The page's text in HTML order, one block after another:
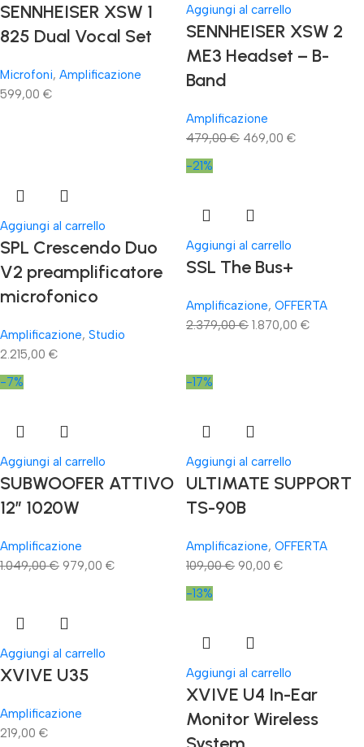
SENNHEISER XSW 1
825 Dual Vocal Set
Microfoni, Amplificazione
599,00 €
Aggiungi al carrello
SENNHEISER XSW 2
ME3 Headset – B-
Band
Amplificazione
479,00€ 469,00 €
Aggiungi al carrello
SPL Crescendo Duo
V2 preamplificatore
microfonico
Amplificazione, Studio
2.215,00 €
-21%
Aggiungi al carrello
SSL The Bus+
Amplificazione, OFFERTA
2.379,00€ 1.870,00 €
-7%
Aggiungi al carrello
SUBWOOFER ATTIVO
12″ 1020W
Amplificazione
1.049,00€ 979,00 €
-17%
Aggiungi al carrello
ULTIMATE SUPPORT
TS-90B
Amplificazione, OFFERTA
109,00€ 90,00 €
Aggiungi al carrello
XVIVE U35
Amplificazione
219,00 €
-13%
Aggiungi al carrello
XVIVE U4 In-Ear
Monitor Wireless